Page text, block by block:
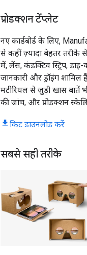
प्रोडक्शन टेंप्लेट
नए कार्डबोर्ड के लिए,
से कहीं ज़्यादा बेहतर तरीके से
में, लेंस, कंडक्टिव स्ट्रिप,
जानकारी और ड्रॉइंग
मटीरियल से जुड़ी खास बातें
की जांच, और प्रोडक्शन
किट डाउनलोड करें
सबसे सही तरीके